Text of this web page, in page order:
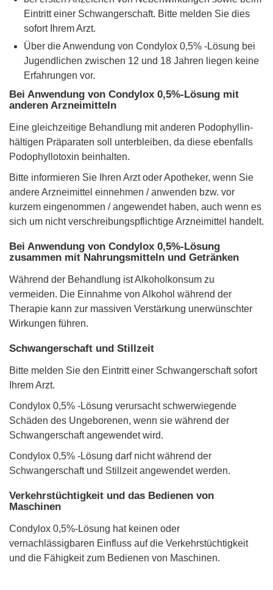
Eintritt einer Schwangerschaft. Bitte melden Sie dies
sofort Ihrem Arzt.
Über die Anwendung von Condylox 0,5% -Lösung bei
Jugendlichen zwischen 12 und 18 Jahren liegen keine
Erfahrungen vor.
Bei Anwendung von Condylox 0,5%-Lösung mit
anderen Arzneimitteln
Eine gleichzeitige Behandlung mit anderen Podophyllin-
hältigen Präparaten soll unterbleiben, da diese ebenfalls
Podophyllotoxin beinhalten.
Bitte informieren Sie Ihren Arzt oder Apotheker, wenn Sie
andere Arzneimittel einnehmen / anwenden bzw. vor
kurzem eingenommen / angewendet haben, auch wenn es
sich um nicht verschreibungspflichtige Arzneimittel handelt.
Bei Anwendung von Condylox 0,5%-Lösung
zusammen mit Nahrungsmitteln und Getränken
Während der Behandlung ist Alkoholkonsum zu
vermeiden. Die Einnahme von Alkohol während der
Therapie kann zur massiven Verstärkung unerwünschter
Wirkungen führen.
Schwangerschaft und Stillzeit
Bitte melden Sie den Eintritt einer Schwangerschaft sofort
Ihrem Arzt.
Condylox 0,5% -Lösung verursacht schwerwiegende
Schäden des Ungeborenen, wenn sie während der
Schwangerschaft angewendet wird.
Condylox 0,5% -Lösung darf nicht während der
Schwangerschaft und Stillzeit angewendet werden.
Verkehrstüchtigkeit und das Bedienen von
Maschinen
Condylox 0,5%-Lösung hat keinen oder
vernachlässigbaren Einfluss auf die Verkehrstüchtigkeit
und die Fähigkeit zum Bedienen von Maschinen.